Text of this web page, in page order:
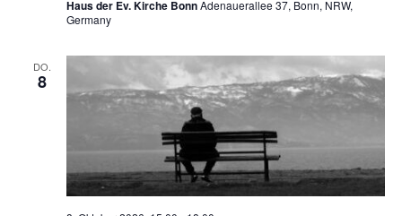
Haus der Ev. Kirche BonnAdenauerallee 37, Bonn, NRW,
Germany
DO.
8